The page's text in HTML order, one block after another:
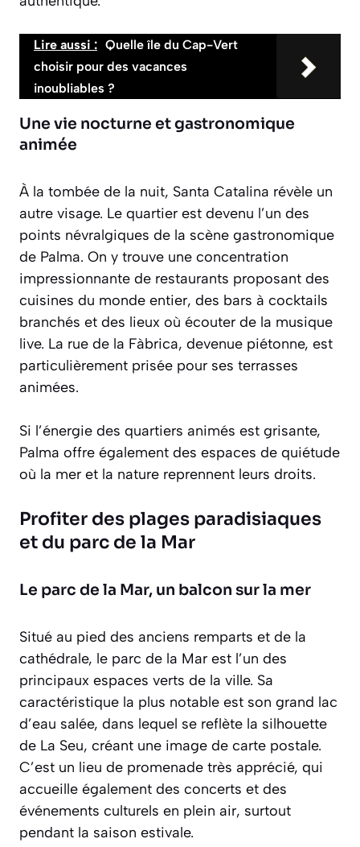
Lire aussi : Quelle île du Cap-Vert
choisir pour des vacances
inoubliables ?
Une vie nocturne et gastronomique
animée
À la tombée de la nuit, Santa Catalina révèle un
autre visage. Le quartier est devenu l’un des
points névralgiques de la scène gastronomique
de Palma. On y trouve une concentration
impressionnante de restaurants proposant des
cuisines du monde entier, des bars à cocktails
branchés et des lieux où écouter de la musique
live. La rue de la Fàbrica, devenue piétonne, est
particulièrement prisée pour ses terrasses
animées.
Si l’énergie des quartiers animés est grisante,
Palma offre également des espaces de quiétude
où la mer et la nature reprennent leurs droits.
Profiter des plages paradisiaques
et du parc de la Mar
Le parc de la Mar, un balcon sur la mer
Situé au pied des anciens remparts et de la
cathédrale, le parc de la Mar est l’un des
principaux espaces verts de la ville. Sa
caractéristique la plus notable est son grand lac
d’eau salée, dans lequel se reflète la silhouette
de La Seu, créant une image de carte postale.
C’est un lieu de promenade très apprécié, qui
accueille également des concerts et des
événements culturels en plein air, surtout
pendant la saison estivale.